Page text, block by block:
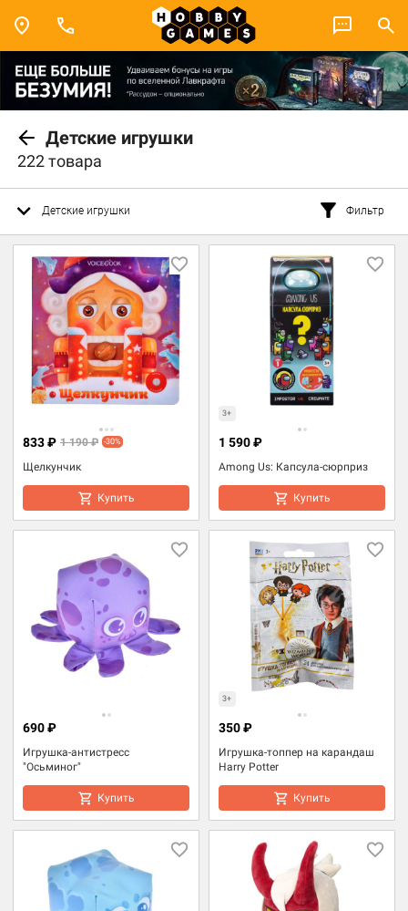
Детские игрушки
222 товара
Детские игрушки Фильтр
Щелкунчик
833 ₽ 1 190 ₽ -30%
Купить
3+
Among Us: Капсула-сюрприз
1 590 ₽
Купить
Игрушка-антистресс
"Осьминог"
690 ₽
Купить
3+
Игрушка-топпер на карандаш
Harry Potter
350 ₽
Купить